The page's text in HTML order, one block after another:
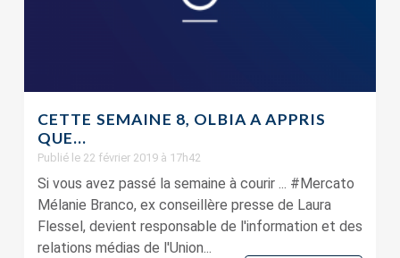
CETTE SEMAINE 8, OLBIA A APPRIS
QUE…
Publié le 22 février 2019 à 17h42
Si vous avez passé la semaine à courir ... #Mercato
Mélanie Branco, ex conseillère presse de Laura
Flessel, devient responsable de l'information et des
relations médias de l'Union...